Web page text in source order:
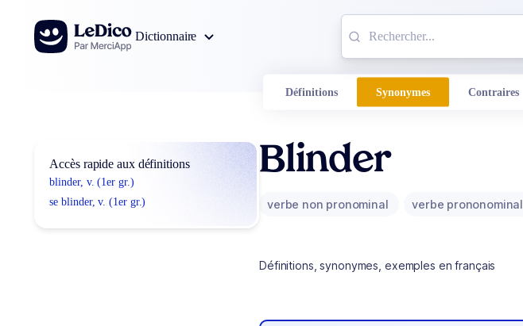
Aller au contenu
Dictionnaire
Définitions Synonymes Contraires
Accès rapide aux définitions
blinder, v. (1er gr.)
se blinder, v. (1er gr.)
Blinder
verbe non pronominal verbe prononominal
Définitions, synonymes, exemples en français